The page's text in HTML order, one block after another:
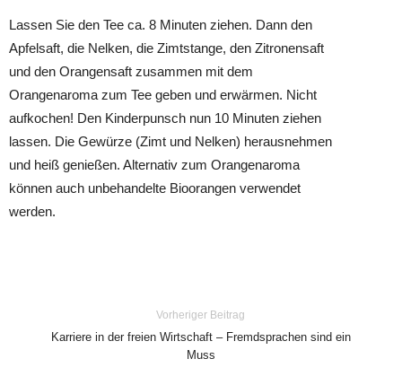
Lassen Sie den Tee ca. 8 Minuten ziehen. Dann den
Apfelsaft, die Nelken, die Zimtstange, den Zitronensaft
und den Orangensaft zusammen mit dem
Orangenaroma zum Tee geben und erwärmen. Nicht
aufkochen! Den Kinderpunsch nun 10 Minuten ziehen
lassen. Die Gewürze (Zimt und Nelken) herausnehmen
und heiß genießen. Alternativ zum Orangenaroma
können auch unbehandelte Bioorangen verwendet
werden.
Vorheriger Beitrag
Karriere in der freien Wirtschaft – Fremdsprachen sind ein
Muss